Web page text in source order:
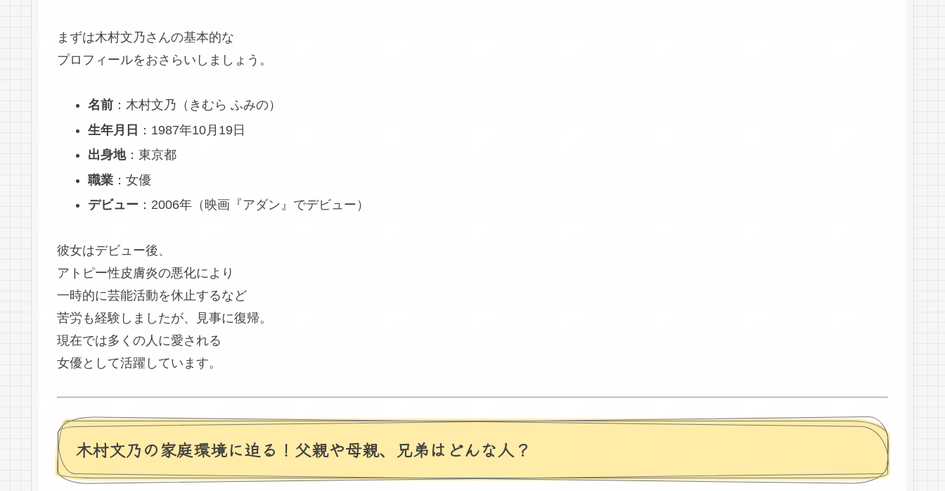
まずは木村文乃さんの基本的な
プロフィールをおさらいしましょう。
名前：木村文乃（きむら ふみの）
生年月日 ：1987年10月19日
出身地：東京都
職業：女優
デビュー：2006年（映画『アダン』でデビュー）
彼女はデビュー後、
アトピー性皮膚炎の悪化により
一時的に芸能活動を休止するなど
苦労も経験しましたが、見事に復帰。
現在では多くの人に愛される
女優として活躍しています。
木村文乃の家庭環境に迫る！父親や母親、兄弟はどんな人？